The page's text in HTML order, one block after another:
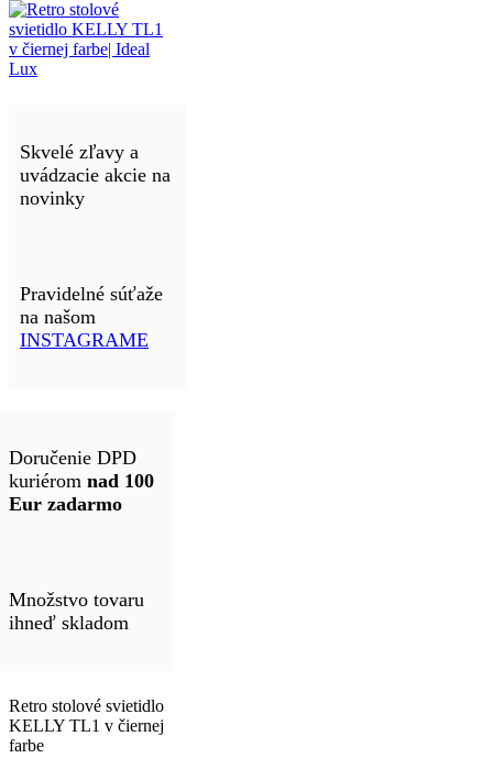
Skvelé zľavy a
uvádzacie akcie na
novinky
Pravidelné súťaže
na našom
INSTAGRAME
Doručenie DPD
kuriérom nad 100
Eur zadarmo
Množstvo tovaru
ihneď skladom
Retro stolové svietidlo
KELLY TL1 v čiernej
farbe